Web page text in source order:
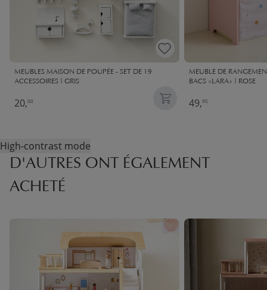
MEUBLES MAISON DE POUPÉE - SET DE 19
ACCESSOIRES | GRIS
20,00
MEUBLE DE
BACS «LARA» | ROSE
49,95
High-contrast mode
D'AUTRES ONT ÉGALEMENT
ACHETÉ